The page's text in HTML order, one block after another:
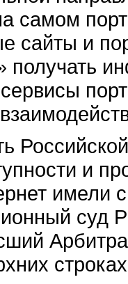
самом
сайты и
получать
и
имели
суд